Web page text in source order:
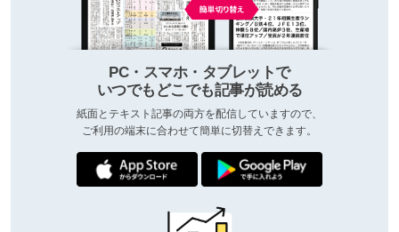
PC・スマホ・タブレットで
いつでもどこでも記事が読める
紙面とテキスト記事の両方を配信していますので、
ご利用の端末に合わせて簡単に切替えできます。